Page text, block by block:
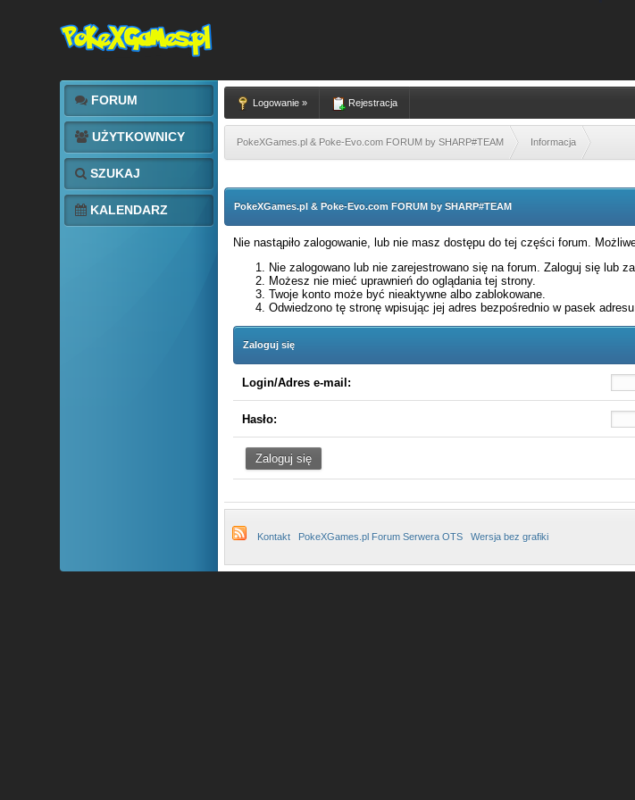
FORUM
UŻYTKOWNICY
SZUKAJ
KALENDARZ
Logowanie » Rejestracja
PokeXGames.pl & Poke-Evo.com FORUM by SHARP#TEAM Informacja
PokeXGames.pl & Poke-Evo.com FORUM by SHARP#TEAM
Nie nastąpiło zalogowanie, lub nie masz dostępu do tej części forum.
Nie zalogowano lub nie zarejestrowano się na forum. Zaloguj się lub
Możesz nie mieć uprawnień do oglądania tej strony.
Twoje konto może być nieaktywne albo zablokowane.
Odwiedzono tę stronę wpisując jej adres bezpośrednio w pasek
Zaloguj się
Login/Adres e-mail:
Hasło:
Kontakt PokeXGames.pl Forum Serwera OTS Wersja bez grafiki